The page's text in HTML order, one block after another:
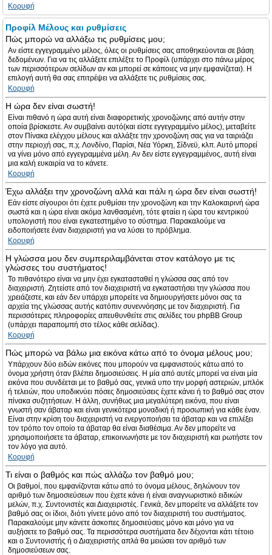
Κορυφή
Προφίλ Μέλους και ρυθμίσεις
Πώς μπορώ να αλλάξω τις ρυθμίσεις μου;
Αν είστε εγγεγραμμένο μέλος, όλες οι ρυθμίσεις σας αποθηκεύονται σε βάση
δεδομένων. Για να τις αλλάξετε επιλέξτε το Προφίλ (υπάρχει στο πάνω μέρος
των περισσότερων σελίδων αν και μπορεί σε κάποιες να μην εμφανίζεται). Η
επιλογή αυτή θα σας επιτρέψει να αλλάξετε τις ρυθμίσεις σας.
Κορυφή
Η ώρα δεν είναι σωστή!
Είναι πιθανό η ώρα αυτή είναι διαφορετικής χρονοζώνης από αυτήν στην
οποία βρίσκεστε. Αν συμβαίνει αυτό(και είστε εγγεγραμμένο μέλος), μεταβείτε
στον Πίνακα ελέγχου μέλους και αλλάξτε την χρονοζώνη σας για να ταιριάζει
στην περιοχή σας, π.χ. Λονδίνο, Παρίσι, Νέα Υόρκη, Σίδνεϋ, κλπ. Αυτό μπορεί
να γίνει μόνο από εγγεγραμμένα μέλη. Αν δεν είστε εγγεγραμμένος, αυτή είναι
μια καλή ευκαιρία να το κάνετε.
Κορυφή
Έχω αλλάξει την χρονοζώνη αλλά και πάλι η ώρα δεν είναι σωστή!
Εάν είστε σίγουροι ότι έχετε ρυθμίσει την χρονοζώνη και την Καλοκαιρινή ώρα
σωστά και η ώρα είναι ακόμα λανθασμένη, τότε φταίει η ώρα του κεντρικού
υπολογιστή που είναι εγκατεστημένο το σύστημα. Παρακαλούμε να
ειδοποιήσετε έναν διαχειριστή για να λύσει το πρόβλημα.
Κορυφή
Η γλώσσα μου δεν συμπεριλαμβάνεται στον κατάλογο με τις
γλώσσες του συστήματος!
Το πιθανότερο είναι να μην έχει εγκατασταθεί η γλώσσα σας από τον
διαχειριστή. Ζητείστε από τον διαχειριστή να εγκαταστήσει την γλώσσα που
χρειάζεστε, και εάν δεν υπάρχει μπορείτε να δημιουργήσετε μόνοι σας τα
αρχεία της γλώσσας αυτής κατόπιν συνεννόησης με τον διαχειριστή. Για
περισσότερες πληροφορίες απευθυνθείτε στις σελίδες του phpBB Group
(υπάρχει παραπομπή στο τέλος κάθε σελίδας).
Κορυφή
Πώς μπορώ να βάλω μια εικόνα κάτω από το όνομα μέλους μου;
Υπάρχουν δύο ειδών εικόνες που μπορούν να εμφανιστούς κάτω από το
όνομα χρήστη όταν βλέπει δημοσιεύσεις. Η μία από αυτές μπορεί να είναι μία
εικόνα που συνδέεται με το βαθμό σας, γενικά υπο την μορφή αστεριών, μπλόκ
ή τελειών, που υποδικνύει πόσες δημοσιεύσεις έχετε κάνει ή το βαθμό σας στον
πίνακα συζητήσεων. Η άλλη, συνήθως μια μεγαλύτερη εικόνα, που είναι
γνωστή σαν άβαταρ και είναι γενικότερα μοναδική ή προσωπική για κάθε έναν.
Είναι στην κρίση του διαχειριστή να ενεργοποιήσει τα άβαταρ και να επιλέξει
τον τρόπο τον οποίο τα άβαταρ θα είναι διαθέσιμα. Αν δεν μπορείτε να
χρησιμοποιήσετε τα άβαταρ, επικοινωνήστε με τον διαχειριστή και ρωτήστε τον
τον λόγο για αυτό.
Κορυφή
Τι είναι ο βαθμός και πώς αλλάζω τον βαθμό μου;
Οι βαθμοί, που εμφανίζονται κάτω από το όνομα μέλους, δηλώνουν τον
αριθμό των δημοσιεύσεων που έχετε κάνει ή είναι αναγνωριστικό ειδικών
μελών, π.χ. Συντονιστές και Διαχειριστές. Γενικά, δεν μπορείτε να αλλάξετε τον
βαθμό σας οι ίδιοι, διότι γίνετε μόνο από τον διαχειριστή του συστήματος.
Παρακαλούμε μην κάνετε άσκοπες δημοσιεύσεις μόνο και μόνο για να
αυξήσετε το βαθμό σας. Τα περισσότερα συστήματα δεν δέχονται κάτι τέτοιο
και ο Συντονιστής ή ο Διαχειριστής απλά θα μειώσει τον αριθμό των
δημοσιεύσεων σας.